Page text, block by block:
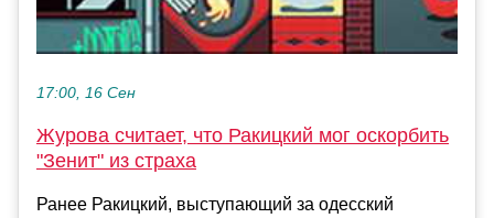
17:00, 16 Сен
Журова считает, что Ракицкий мог оскорбить
"Зенит" из страха
Ранее Ракицкий, выступающий за одесский